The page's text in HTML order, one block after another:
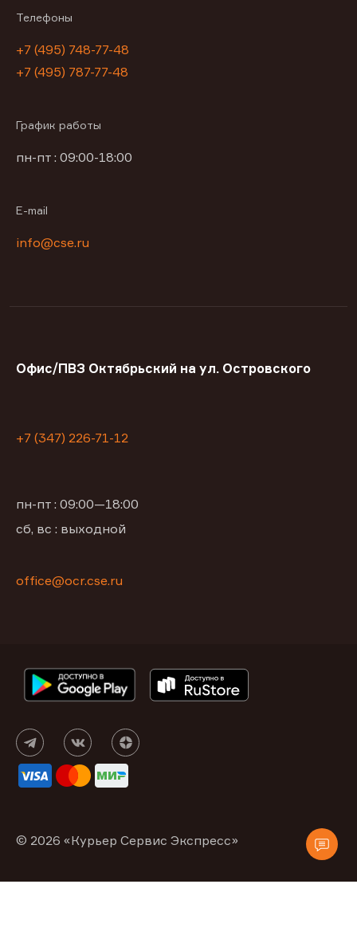
Телефоны
+7 (495) 748-77-48
+7 (495) 787-77-48
График работы
пн-пт : 09:00-18:00
E-mail
info@cse.ru
Офис/ПВЗ Октябрьский на ул. Островского
+7 (347) 226-71-12
пн-пт : 09:00—18:00
сб, вс : выходной
office@ocr.cse.ru
© 2026 «Курьер Сервис Экспресс»